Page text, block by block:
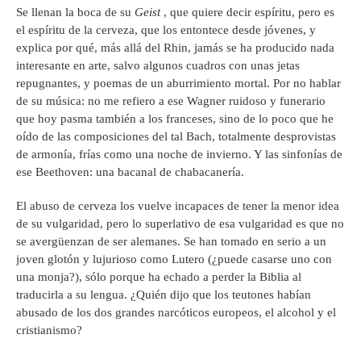
Se llenan la boca de su Geist , que quiere decir espíritu, pero es
el espíritu de la cerveza, que los entontece desde jóvenes, y
explica por qué, más allá del Rhin, jamás se ha producido nada
interesante en arte, salvo algunos cuadros con unas jetas
repugnantes, y poemas de un aburrimiento mortal. Por no hablar
de su música: no me refiero a ese Wagner ruidoso y funerario
que hoy pasma también a los franceses, sino de lo poco que he
oído de las composiciones del tal Bach, totalmente desprovistas
de armonía, frías como una noche de invierno. Y las sinfonías de
ese Beethoven: una bacanal de chabacanería.
El abuso de cerveza los vuelve incapaces de tener la menor idea
de su vulgaridad, pero lo superlativo de esa vulgaridad es que no
se avergüenzan de ser alemanes. Se han tomado en serio a un
joven glotón y lujurioso como Lutero (¿puede casarse uno con
una monja?), sólo porque ha echado a perder la Biblia al
traducirla a su lengua. ¿Quién dijo que los teutones habían
abusado de los dos grandes narcóticos europeos, el alcohol y el
cristianismo?